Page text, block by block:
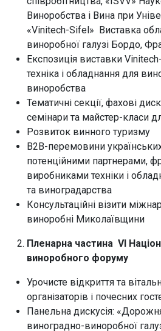
Виноробства і Вина при
«Vinitech-Sifel» Виставка
виноробної галузі Бордо,
Експозиція виставки
техніка і обладнання для
виноробства
Тематичні секції, фахові
семінари та майстер-класи
Розвиток винного туризму
В2В-перемовини
потенційними партнерами,
виробниками техніки і
та виноградарства
Консультаційні візити
виноробні Миколаївщини
Пленарна частина VI
виноробного форуму
Урочисте відкриття та
організаторів і почесних
Панельна дискусія:
виноградно-виноробної